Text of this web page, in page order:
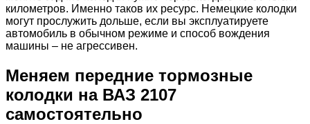
километров. Именно таков их ресурс. Немецкие колодки
могут прослужить дольше, если вы эксплуатируете
автомобиль в обычном режиме и способ вождения
машины – не агрессивен.
Меняем передние тормозные
колодки на ВАЗ 2107
самостоятельно